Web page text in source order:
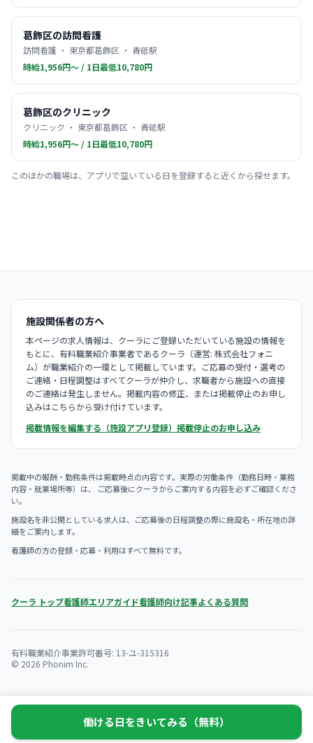
葛飾区の訪問看護
訪問看護 ・ 東京都葛飾区 ・ 青砥駅
時給1,956円〜 / 1日最低10,780円
葛飾区のクリニック
クリニック ・ 東京都葛飾区 ・ 青砥駅
時給1,956円〜 / 1日最低10,780円
このほかの職場は、アプリで空いている日を登録すると近くから探せます。
施設関係者の方へ
本ページの求人情報は、クーラにご登録いただいている施設の情報を
もとに、有料職業紹介事業者であるクーラ（運営: 株式会社フォニ
ム）が職業紹介の一環として掲載しています。ご応募の受付・選考の
ご連絡・日程調整はすべてクーラが仲介し、求職者から施設への直接
のご連絡は発生しません。掲載内容の修正、または掲載停止のお申し
込みはこちらから受け付けています。
掲載情報を編集する（施設アプリ登録） 掲載停止のお申し込み
掲載中の報酬・勤務条件は掲載時点の内容です。実際の労働条件（勤務日時・業務
内容・就業場所等）は、 ご応募後にクーラからご案内する内容を必ずご確認くださ
い。
施設名を非公開としている求人は、ご応募後の日程調整の際に施設名・所在地の詳
細をご案内します。
看護師の方の登録・応募・利用はすべて無料です。
クーラ トップ看護師エリアガイド看護師向け記事よくある質問
有料職業紹介事業許可番号: 13-ユ-315316
© 2026 Phonim Inc.
働ける日をきいてみる（無料）